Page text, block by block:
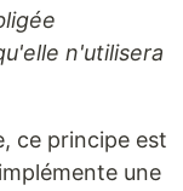
n'utilisera
ce principe est
une